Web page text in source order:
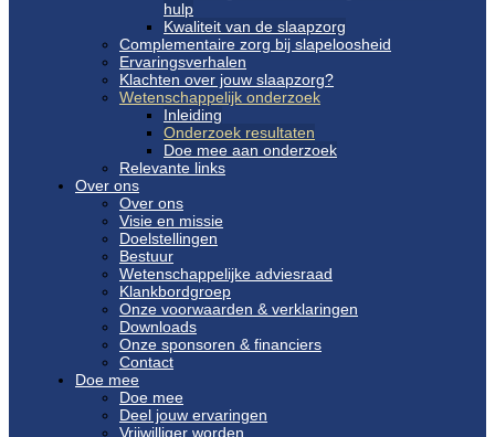
hulp
Kwaliteit van de slaapzorg
Complementaire zorg bij slapeloosheid
Ervaringsverhalen
Klachten over jouw slaapzorg?
Wetenschappelijk onderzoek
Inleiding
Onderzoek resultaten
Doe mee aan onderzoek
Relevante links
Over ons
Over ons
Visie en missie
Doelstellingen
Bestuur
Wetenschappelijke adviesraad
Klankbordgroep
Onze voorwaarden & verklaringen
Downloads
Onze sponsoren & financiers
Contact
Doe mee
Doe mee
Deel jouw ervaringen
Vrijwilliger worden